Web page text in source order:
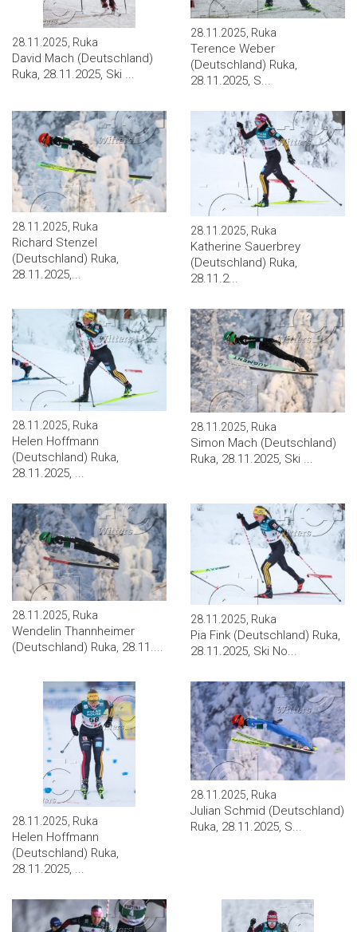
28.11.2025, Ruka
David Mach (Deutschland)
Ruka, 28.11.2025, Ski ...
28.11.2025, Ruka
Terence Weber
(Deutschland) Ruka,
28.11.2025, S...
28.11.2025, Ruka
Richard Stenzel
(Deutschland) Ruka,
28.11.2025,...
28.11.2025, Ruka
Katherine Sauerbrey
(Deutschland) Ruka,
28.11.2...
28.11.2025, Ruka
Helen Hoffmann
(Deutschland) Ruka,
28.11.2025, ...
28.11.2025, Ruka
Simon Mach (Deutschland)
Ruka, 28.11.2025, Ski ...
28.11.2025, Ruka
Wendelin Thannheimer
(Deutschland) Ruka, 28.11....
28.11.2025, Ruka
Pia Fink (Deutschland) Ruka,
28.11.2025, Ski No...
28.11.2025, Ruka
Helen Hoffmann
(Deutschland) Ruka,
28.11.2025, ...
28.11.2025, Ruka
Julian Schmid (Deutschland)
Ruka, 28.11.2025, S...